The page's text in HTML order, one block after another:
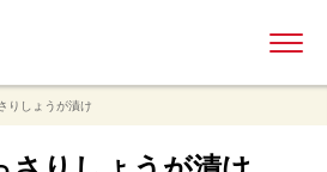
りしょうが漬け